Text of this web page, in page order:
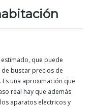
estimado, que puede
buscar precios de
una aproximación que
real hay que además
aparatos electricos y